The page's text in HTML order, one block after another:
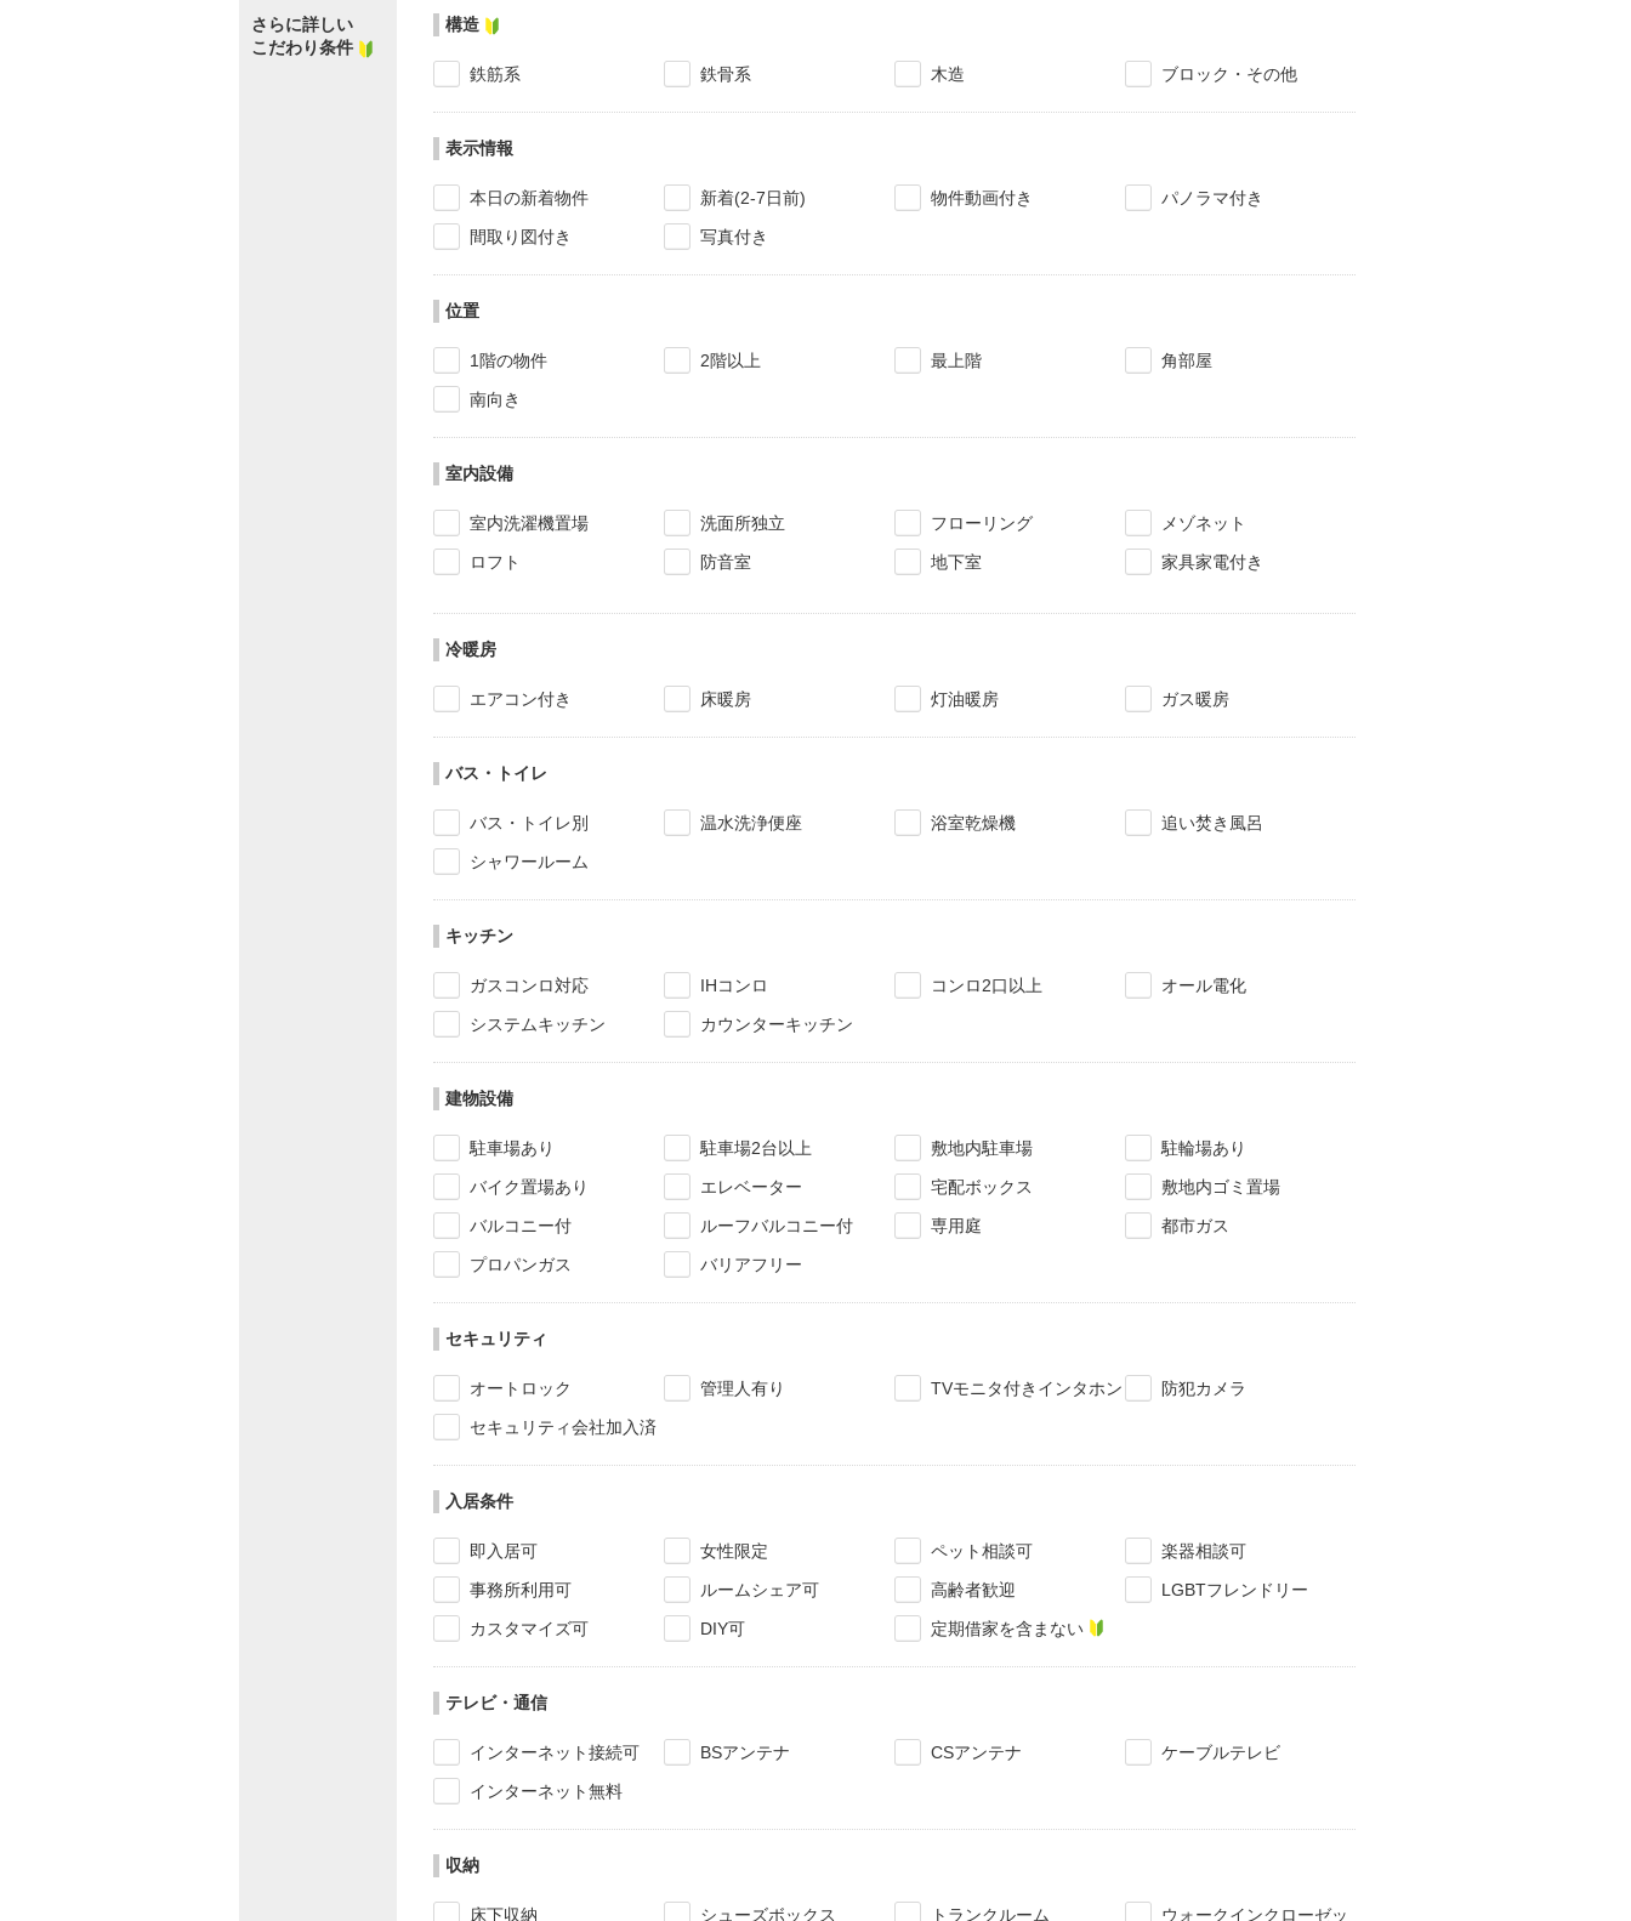
さらに詳しい
こだわり条件
構造
鉄筋系 鉄骨系 木造 ブロック・その他
表示情報
本日の新着物件 新着(2-7日前) 物件動画付き
パノラマ付き
間取り図付き
写真付き
位置
1階の物件 2階以上 最上階
角部屋
南向き
室内設備
室内洗濯機置場 洗面所独立 フローリング
メゾネット
ロフト
防音室 地下室 家具家電付き
冷暖房
エアコン付き 床暖房 灯油暖房 ガス暖房
バス・トイレ
バス・トイレ別 温水洗浄便座 浴室乾燥機
追い焚き風呂
シャワールーム
キッチン
ガスコンロ対応 IHコンロ コンロ2口以上
オール電化
システムキッチン
カウンターキッチン
建物設備
駐車場あり 駐車場2台以上 敷地内駐車場
駐輪場あり
バイク置場あり
エレベーター 宅配ボックス
敷地内ゴミ置場
バルコニー付
ルーフバルコニー付 専用庭
都市ガス
プロパンガス
バリアフリー
セキュリティ
オートロック 管理人有り TVモニタ付きインタホン
防犯カメラ
セキュリティ会社加入済
入居条件
即入居可 女性限定 ペット相談可
楽器相談可
事務所利用可
ルームシェア可 高齢者歓迎
LGBTフレンドリー
カスタマイズ可
DIY可 定期借家を含まない
テレビ・通信
インターネット接続可 BSアンテナ CSアンテナ
ケーブルテレビ
インターネット無料
収納
床下収納 シューズボックス トランクルーム ウォークインクローゼッ